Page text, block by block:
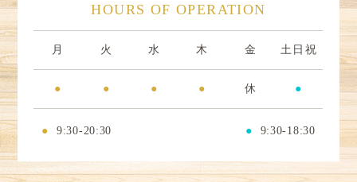
HOURS OF OPERATION
月 火 水 木 金 土日祝
● ● ● ● 休 ●
● 9:30-20:30 ● 9:30-18:30